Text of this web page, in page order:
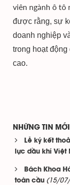
viên ngành ô tô
được rằng, sự
doanh nghiệp
trong hoạt
cao.
NHỮNG TIN
Lễ ký kết
lực dầu khí Việt
Bách Khoa
toàn cầu (15/